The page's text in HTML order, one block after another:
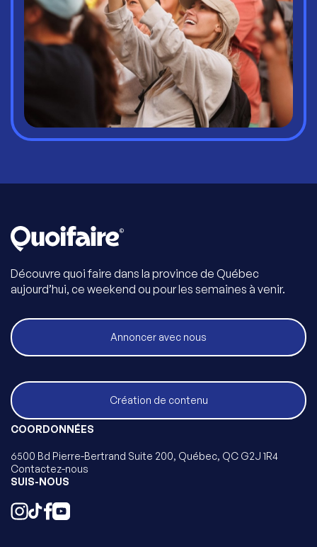
Découvre quoi faire dans la province de Québec
aujourd’hui, ce weekend ou pour les semaines à venir.
Annoncer avec nous
Création de contenu
COORDONNÉES
6500 Bd Pierre-Bertrand Suite 200, Québec, QC G2J 1R4
Contactez-nous
SUIS-NOUS